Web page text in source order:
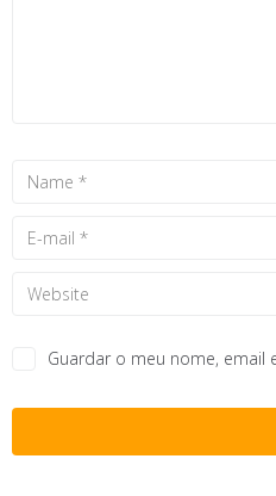
Guardar o meu nome, email